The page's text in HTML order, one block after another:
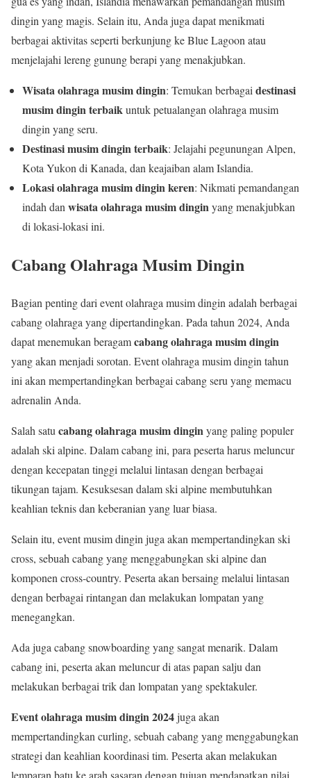
dingin yang magis. Selain itu, Anda juga dapat menikmati
berbagai aktivitas seperti berkunjung ke Blue Lagoon atau
menjelajahi lereng gunung berapi yang menakjubkan.
Wisata olahraga musim dingin: Temukan berbagai destinasi
musim dingin terbaikuntuk petualangan olahraga musim
dingin yang seru.
Destinasi musim dingin terbaik: Jelajahi pegunungan Alpen,
Kota Yukon di Kanada, dan keajaiban alam Islandia.
Lokasi olahraga musim dingin keren: Nikmati pemandangan
indah dan wisata olahraga musim dinginyang menakjubkan
di lokasi-lokasi ini.
Cabang Olahraga Musim Dingin
Bagian penting dari event olahraga musim dingin adalah berbagai
cabang olahraga yang dipertandingkan. Pada tahun 2024, Anda
dapat menemukan beragamcabang olahraga musim dingin
yang akan menjadi sorotan. Event olahraga musim dingin tahun
ini akan mempertandingkan berbagai cabang seru yang memacu
adrenalin Anda.
Salah satu cabang olahraga musim dinginyang paling populer
adalah ski alpine. Dalam cabang ini, para peserta harus meluncur
dengan kecepatan tinggi melalui lintasan dengan berbagai
tikungan tajam. Kesuksesan dalam ski alpine membutuhkan
keahlian teknis dan keberanian yang luar biasa.
Selain itu, event musim dingin juga akan mempertandingkan ski
cross, sebuah cabang yang menggabungkan ski alpine dan
komponen cross-country. Peserta akan bersaing melalui lintasan
dengan berbagai rintangan dan melakukan lompatan yang
menegangkan.
Ada juga cabang snowboarding yang sangat menarik. Dalam
cabang ini, peserta akan meluncur di atas papan salju dan
melakukan berbagai trik dan lompatan yang spektakuler.
Event olahraga musim dingin 2024juga akan
mempertandingkan curling, sebuah cabang yang menggabungkan
strategi dan keahlian koordinasi tim. Peserta akan melakukan
lemparan batu ke arah sasaran dengan tujuan mendapatkan nilai